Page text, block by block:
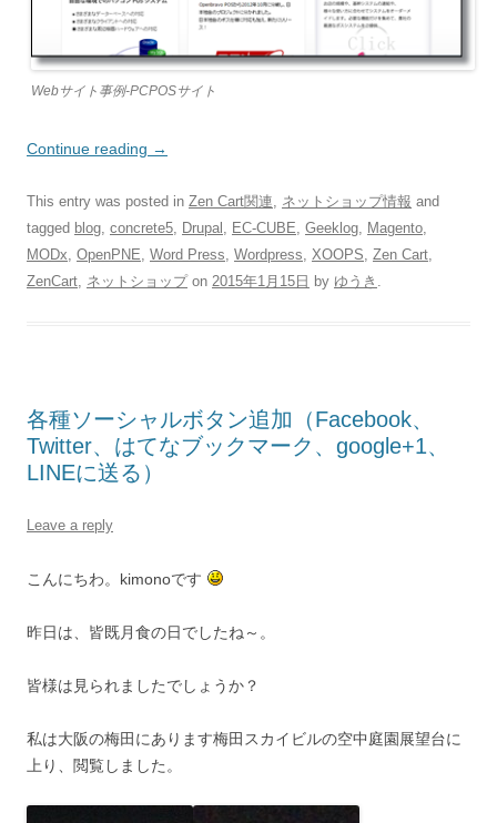
Webサイト事例-PCPOSサイト
Continue reading →
This entry was posted in Zen Cart関連 ネットショップ情報 and
tagged blog concrete5 Drupal EC-CUBE Geeklog Magento
MODx OpenPNE Word Press Wordpress XOOPS Zen Cart
ZenCart ネットショップon 2015年1月15日 by ゆうき
各種ソーシャルボタン追加（Facebook、
Twitter、はてなブックマーク、google+1、
LINEに送る）
Leave a reply
こんにちわ。kimonoです
昨日は、皆既月食の日でしたね～。
皆様は見られましたでしょうか？
私は大阪の梅田にあります梅田スカイビルの空中庭園展望台に
上り、閲覧しました。